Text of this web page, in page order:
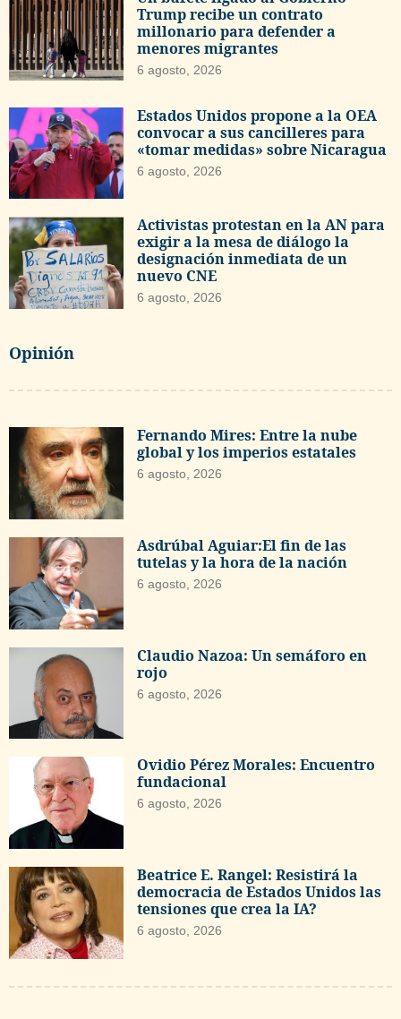
Trump recibe un contrato
millonario para defender a
menores migrantes
6 agosto, 2026
Estados Unidos propone a la OEA
convocar a sus cancilleres para
«tomar medidas» sobre Nicaragua
6 agosto, 2026
Activistas protestan en la AN para
exigir a la mesa de diálogo la
designación inmediata de un
nuevo CNE
6 agosto, 2026
Opinión
Fernando Mires: Entre la nube
global y los imperios estatales
6 agosto, 2026
Asdrúbal Aguiar:El fin de las
tutelas y la hora de la nación
6 agosto, 2026
Claudio Nazoa: Un semáforo en
rojo
6 agosto, 2026
Ovidio Pérez Morales: Encuentro
fundacional
6 agosto, 2026
Beatrice E. Rangel: Resistirá la
democracia de Estados Unidos las
tensiones que crea la IA?
6 agosto, 2026